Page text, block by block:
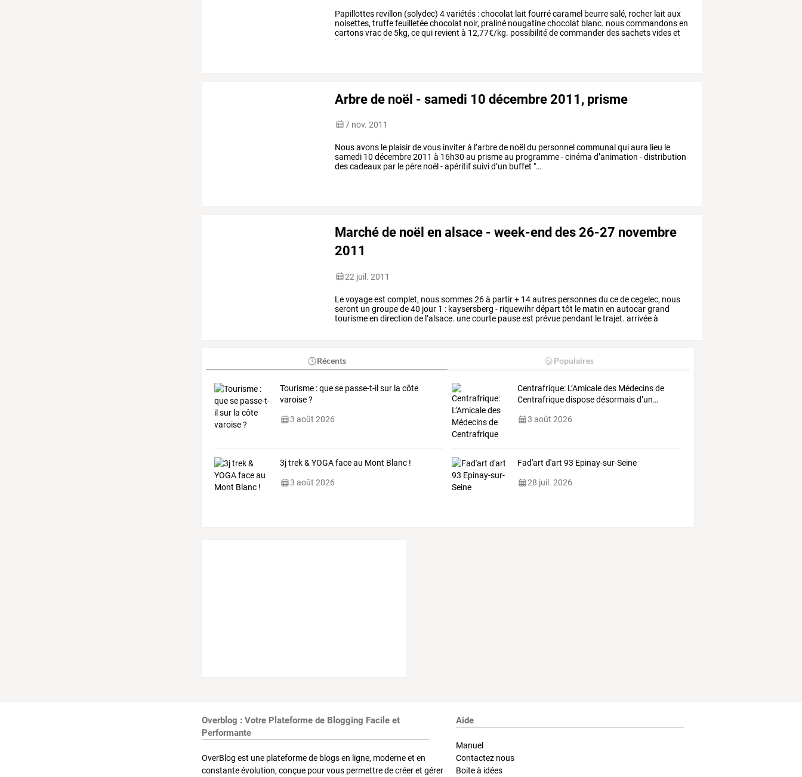
Papillottes revillon (solydec) 4variétés :chocolat lait fourrécaramel beurresalé, rocher lait aux
noisettes, truffefeuilletéechocolat noir, praliné nougatinechocolat blanc. nouscommandonsen
cartonsvracde 5kg, cequi revient à 12,77€/kg. possibilitédecommanderdessachetsvideset
liens
les mini
Arbre de noël - samedi 10 décembre 2011, prisme
7 nov. 2011
Nousavons le plaisirdevous inviterà l’arbrede noël du personnel communal quiaura lieu le
samedi 10 décembre2011 à 16h30 au prismeau programme-cinéma d’animation -distribution
descadeaux par le père noël -apéritifsuivid’un buffet "…
Marché de noël en alsace - week-end des 26-27 novembre
2011
22 juil. 2011
Levoyageest complet, noussommes26à partir+ 14autres personnesdu cedecegelec, nous
seront un groupede40 jour 1 : kaysersberg - riquewihrdépart tôt le matin en autocargrand
tourismeen direction de l’alsace. unecourte pauseest prévue pendant letrajet. arrivéeà
Récents Populaires
Tourisme : que se passe-t-il sur la côte
varoise ?
3 août 2026
Centrafrique: L’Amicaledes Médecinsde
Centrafriquedisposedésormaisd’un…
3 août 2026
3j trek & YOGA face au Mont Blanc !
3 août 2026
Fad'art d'art 93 Epinay-sur-Seine
28 juil. 2026
Overblog : Votre Plateforme de Blogging Facile et
Performante
OverBlog est une plateforme de blogs en ligne, moderne et en
constante évolution, conçue pour vous permettre de créer et gérer
Aide
Manuel
Contactez nous
Boite à idées